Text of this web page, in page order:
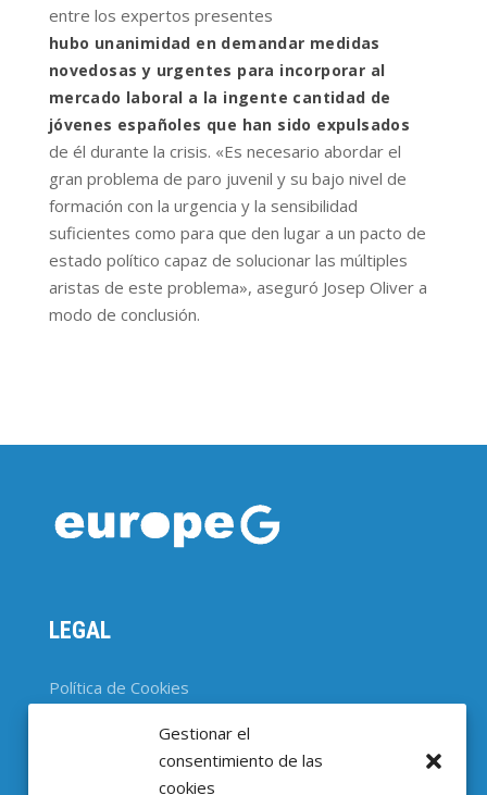
Gestionar el
consentimiento de las
cookies
entre los expertos presentes
hubo unanimidad en demandar medidas
novedosas y urgentes para incorporar al
mercado laboral a la ingente cantidad de
jóvenes españoles que han sido expulsados
de él durante la crisis. «Es necesario abordar el
gran problema de paro juvenil y su bajo nivel de
formación con la urgencia y la sensibilidad
suficientes como para que den lugar a un pacto de
estado político capaz de solucionar las múltiples
aristas de este problema», aseguró Josep Oliver a
modo de conclusión.
LEGAL
Política de Cookies
CONTACTO